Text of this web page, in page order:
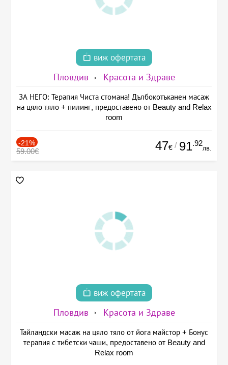
виж офертата
Пловдив Красота и Здраве
ЗА НЕГО: Терапия Чиста стомана! Дълбокотъканен масаж
на цяло тяло + пилинг, предоставено от Beauty and Relax
room
-21%
59.00€ 47€ / 91.92
лв.
виж офертата
Пловдив Красота и Здраве
Тайландски масаж на цяло тяло от йога майстор + Бонус
терапия с тибетски чаши, предоставено от Beauty and
Relax room